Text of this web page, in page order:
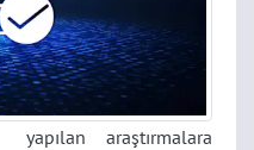
araştırmalara